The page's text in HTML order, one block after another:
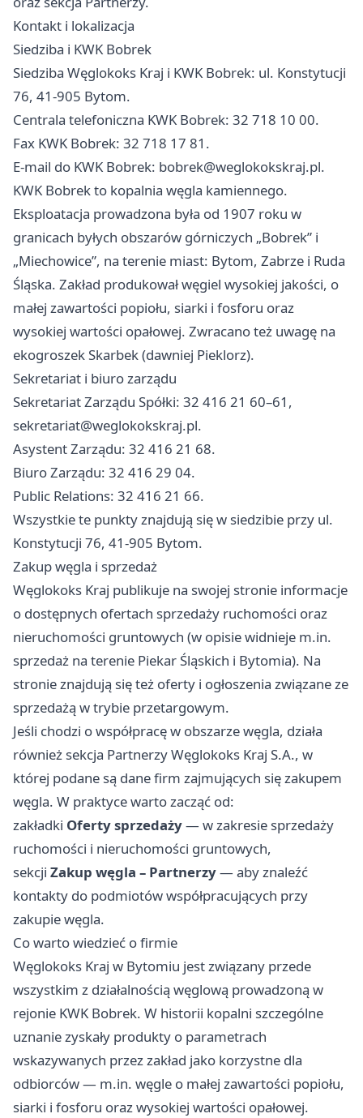
Kontakt i lokalizacja
Siedziba i KWK Bobrek
Siedziba Węglokoks Kraj i KWK Bobrek: ul. Konstytucji
76, 41-905 Bytom.
Centrala telefoniczna KWK Bobrek: 32 718 10 00.
Fax KWK Bobrek: 32 718 17 81.
E-mail do KWK Bobrek: bobrek@weglokokskraj.pl.
KWK Bobrek to kopalnia węgla kamiennego.
Eksploatacja prowadzona była od 1907 roku w
granicach byłych obszarów górniczych „Bobrek” i
„Miechowice”, na terenie miast: Bytom, Zabrze i Ruda
Śląska. Zakład produkował węgiel wysokiej jakości, o
małej zawartości popiołu, siarki i fosforu oraz
wysokiej wartości opałowej. Zwracano też uwagę na
ekogroszek Skarbek (dawniej Pieklorz).
Sekretariat i biuro zarządu
Sekretariat Zarządu Spółki: 32 416 21 60–61,
sekretariat@weglokokskraj.pl.
Asystent Zarządu: 32 416 21 68.
Biuro Zarządu: 32 416 29 04.
Public Relations: 32 416 21 66.
Wszystkie te punkty znajdują się w siedzibie przy ul.
Konstytucji 76, 41-905 Bytom.
Zakup węgla i sprzedaż
Węglokoks Kraj publikuje na swojej stronie informacje
o dostępnych ofertach sprzedaży ruchomości oraz
nieruchomości gruntowych (w opisie widnieje m.in.
sprzedaż na terenie Piekar Śląskich i Bytomia). Na
stronie znajdują się też oferty i ogłoszenia związane ze
sprzedażą w trybie przetargowym.
Jeśli chodzi o współpracę w obszarze węgla, działa
również sekcja Partnerzy Węglokoks Kraj S.A., w
której podane są dane firm zajmujących się zakupem
węgla. W praktyce warto zacząć od:
zakładki Oferty sprzedaży— w zakresie sprzedaży
ruchomości i nieruchomości gruntowych,
sekcji Zakup węgla – Partnerzy— aby znaleźć
kontakty do podmiotów współpracujących przy
zakupie węgla.
Co warto wiedzieć o firmie
Węglokoks Kraj w Bytomiu jest związany przede
wszystkim z działalnością węglową prowadzoną w
rejonie KWK Bobrek. W historii kopalni szczególne
uznanie zyskały produkty o parametrach
wskazywanych przez zakład jako korzystne dla
odbiorców — m.in. węgle o małej zawartości popiołu,
siarki i fosforu oraz wysokiej wartości opałowej.